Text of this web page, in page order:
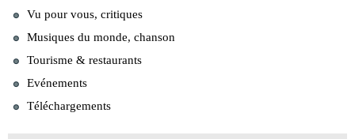
Vu pour vous, critiques
Musiques du monde, chanson
Tourisme & restaurants
Evénements
Téléchargements